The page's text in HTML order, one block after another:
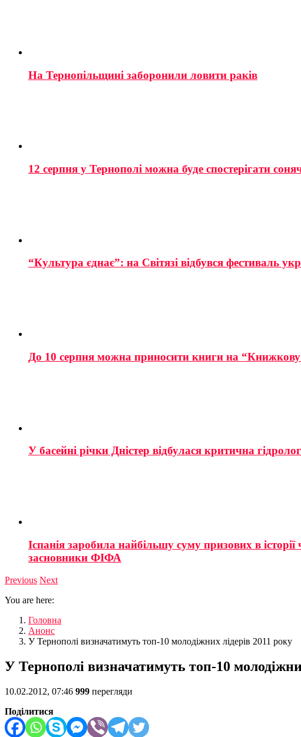
На Тернопільщині заборонили ловити раків
12 серпня у Тернополі можна буде спостерігати
“Культура єднає”: на Світязі відбувся фестиваль
До 10 серпня можна приносити книги на “Книжкову
У басейні річки Дністер відбулася критична
Іспанія заробила найбільшу суму призових в
засновники ФІФА
Previous Next
You are here:
Головна
Анонс
У Тернополі визначатимуть топ-10 молодіжних лідерів 2011 року
У Тернополі визначатимуть топ-10
10.02.2012, 07:46 999 перегляди
Поділитися